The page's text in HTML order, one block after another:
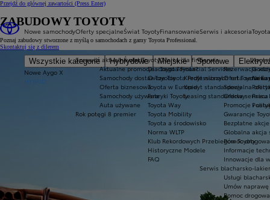
Przejdź do głównej zawartości (Press Enter)
Nowe samochody
Wszystkie kategorie Hybrydowe Miejskie Sportowe
Nowe Aygo X
HYBRID
Oferty specjalne
Sprawdź aktualne oferty
Aktualne promocje
Samochody dostawcze Toyota Professional
Oferta biznesowa
Samochody używane
Auta używane
Rok potęgi 8 premier
Świat Toyoty
Świat Toyoty
Dlaczego Toyota?
O Toyocie
Toyota w Europie
Fabryki Toyoty
Toyota Way
Toyota Mobility
Toyota a środowisko
Norma WLTP
Klub Rekordowych Przebiegów Toyoty
Historyczne Modele
FAQ
Finansowanie
Oferta dla firm
Toyota Financial Services
Kredyt niższych rat Toyota
Kredyt standardowy
Leasing standardowy
Serwis i akcesoria
Serwis
Rezerwacja
Oferta serwisu
Specjalna
Oferta serwisu
Promocje i
Gwarancje
Bezpłatne
Globalna akcja
Pomoc
Informacje
Innowacje dla
Serwis blacharsko-
Usługi
Umów naprawę
Pomoc drogowa
Praca
ZABUDOWY TOYOTY
Poznaj zabudowy stworzone z myślą o samochodach z gamy Toyota Professional.
Skontaktuj się z dilerem